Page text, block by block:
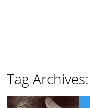
Tag Archives: